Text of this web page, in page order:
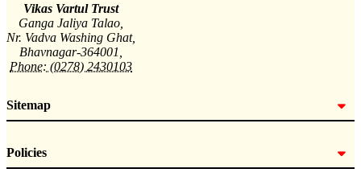
Vikas Vartul Trust
Ganga Jaliya Talao,
Nr. Vadva Washing Ghat,
Bhavnagar-364001,
Phone: (0278) 2430103
Sitemap
Policies